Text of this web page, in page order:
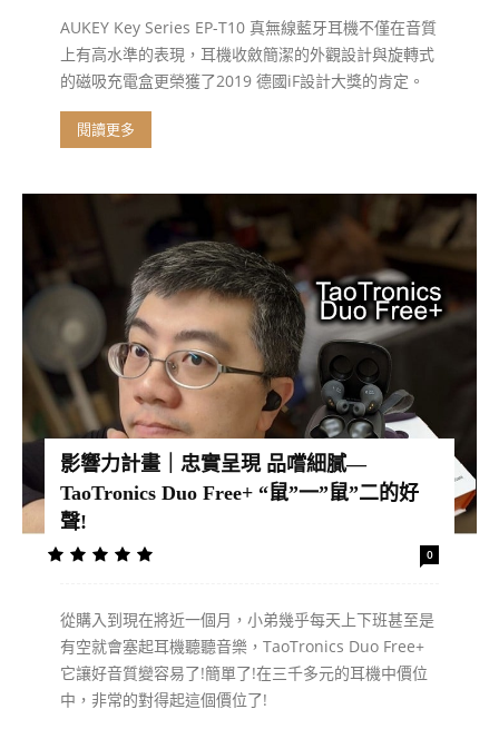
AUKEY Key Series EP-T10 真無線藍牙耳機不僅在音質
上有高水準的表現，耳機收斂簡潔的外觀設計與旋轉式
的磁吸充電盒更榮獲了2019 德國iF設計大獎的肯定。
閱讀更多
影響力計畫｜忠實呈現 品嚐細膩—
TaoTronics Duo Free+ “鼠”一”鼠”二的好
聲!
0
從購入到現在將近一個月，小弟幾乎每天上下班甚至是
有空就會塞起耳機聽聽音樂，TaoTronics Duo Free+
它讓好音質變容易了!簡單了!在三千多元的耳機中價位
中，非常的對得起這個價位了!